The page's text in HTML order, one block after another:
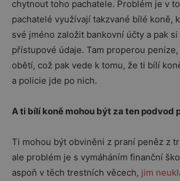
chytnout toho pachatele. Problém je v
pachatelé využívají takzvané bílé koně,
své jméno založit bankovní účty a pak
přístupové údaje. Tam properou
obětí, což pak vede k tomu, že ti bílí
a policie jde po nich.
A ti bílí koně mohou být za ten podvod
Ti mohou být obviněni z praní peněz z
ale problém je s vymáháním finanční
aspoň v těch trestních věcech, jim